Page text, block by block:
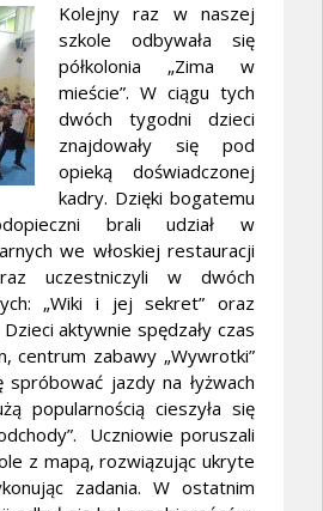
Kolejny raz w naszej
szkole odbywała się
półkolonia „Zima w
mieście”. W ciągu tych
dwóch tygodni dzieci
znajdowały się pod
opieką doświadczonej
kadry. Dzięki bogatemu
brali udział w
we włoskiej restauracji
uczestniczyli w dwóch
„Wiki i jej sekret” oraz
Dzieci aktywnie spędzały czas
centrum zabawy „Wywrotki”
spróbować jazdy na łyżwach
popularnością cieszyła się
Uczniowie poruszali
z mapą, rozwiązując ukryte
zadania. W ostatnim